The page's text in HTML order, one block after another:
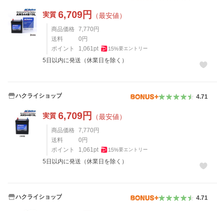
実質 6,709円 （最安値）
商品価格 7,770 円
送料
0 円
ポイント
1,061pt 15%要エントリー
5日以内に発送（休業日を除く）
ハクライショップ 4.71
実質 6,709円 （最安値）
商品価格 7,770 円
送料
0 円
ポイント
1,061pt 15%要エントリー
5日以内に発送（休業日を除く）
ハクライショップ 4.71